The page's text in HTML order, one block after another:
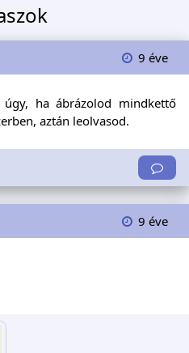
9 éve
úgy, ha ábrázolod mindkettő
aztán leolvasod.
9 éve